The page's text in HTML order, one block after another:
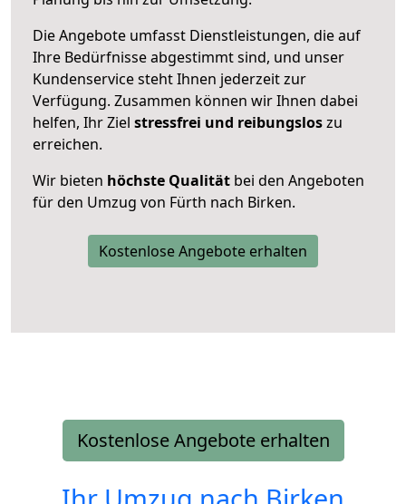
Die Angebote umfasst Dienstleistungen, die auf
Ihre Bedürfnisse abgestimmt sind, und unser
Kundenservice steht Ihnen jederzeit zur
Verfügung. Zusammen können wir Ihnen dabei
helfen, Ihr Ziel stressfrei und reibungsloszu
erreichen.
Wir bieten höchste Qualität bei den Angeboten
für den Umzug von Fürth nach Birken.
Kostenlose Angebote erhalten
Kostenlose Angebote erhalten